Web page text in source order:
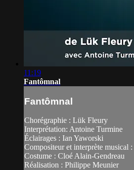
11:19
Fantômnal
Fantômnal
Chorégraphie : Lük Fleury
Interprétation: Antoine Turmine
Éclairages : Ian Yaworski
Compositeur et interprète musical
Costume : Cloé Alain-Gendreau
Réalisation : Philippe Meunier